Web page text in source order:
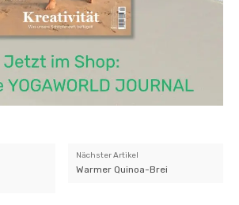
Nächster Artikel
Warmer Quinoa-Brei